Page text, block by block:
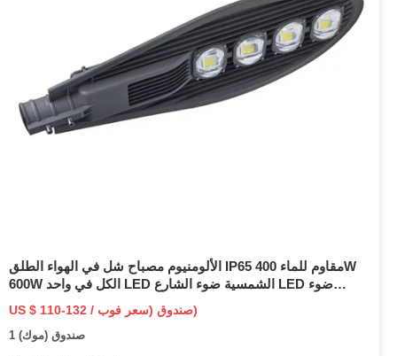
الألومنيوم مصباح شل في الهواء الطلق IP65 مقاوم للماء 400W
600W الكل في واحد LED الشمسية ضوء الشارع LED ضوء
الفيضانات الشمسية
US $ 110-132 / صندوق (سعر فوب)
1 صندوق (موك)